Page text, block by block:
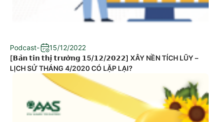
Podcast-
15/12/2022
[𝗕𝗮̉𝗻 𝘁𝗶𝗻 𝘁𝗵𝗶̣ 𝘁𝗿𝘂̛𝗼̛̀𝗻𝗴 𝟭5/𝟭𝟮/𝟮𝟬𝟮𝟮] XÂY NỀN TÍCH LŨY –
LỊCH SỬ THÁNG 4/2020 CÓ LẶP LẠI?